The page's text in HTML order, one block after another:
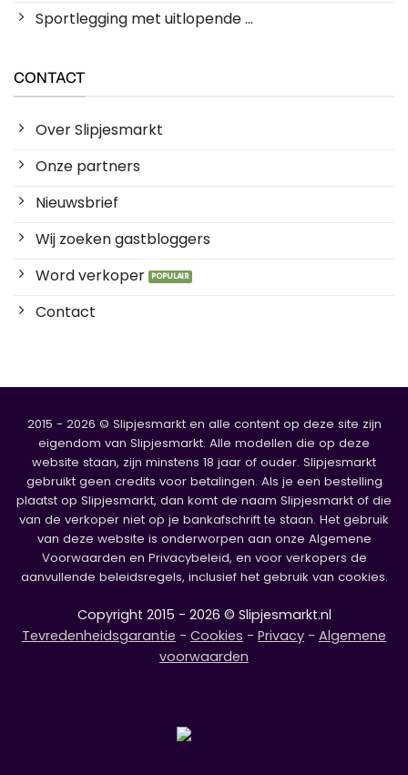
Sportlegging met uitlopende ...
CONTACT
Over Slipjesmarkt
Onze partners
Nieuwsbrief
Wij zoeken gastbloggers
Word verkoper
Contact
2015 - 2026 © Slipjesmarkt en alle content op deze site zijn
eigendom van Slipjesmarkt. Alle modellen die op deze
website staan, zijn minstens 18 jaar of ouder. Slipjesmarkt
gebruikt geen credits voor betalingen. Als je een bestelling
plaatst op Slipjesmarkt, dan komt de naam Slipjesmarkt of die
van de verkoper niet op je bankafschrift te staan. Het gebruik
van deze website is onderworpen aan onze Algemene
Voorwaarden en Privacybeleid, en voor verkopers de
aanvullende beleidsregels, inclusief het gebruik van cookies.
Copyright 2015 - 2026 © Slipjesmarkt.nl
Tevredenheidsgarantie - Cookies - Privacy - Algemene
voorwaarden